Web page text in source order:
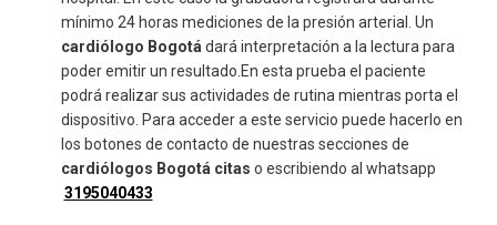
mínimo 24 horas mediciones de la presión arterial. Un
cardiólogo Bogotá dará interpretación a la lectura para
poder emitir un resultado.En esta prueba el paciente
podrá realizar sus actividades de rutina mientras porta el
dispositivo. Para acceder a este servicio puede hacerlo en
los botones de contacto de nuestras secciones de
cardiólogos Bogotá citas o escribiendo al whatsapp
3195040433